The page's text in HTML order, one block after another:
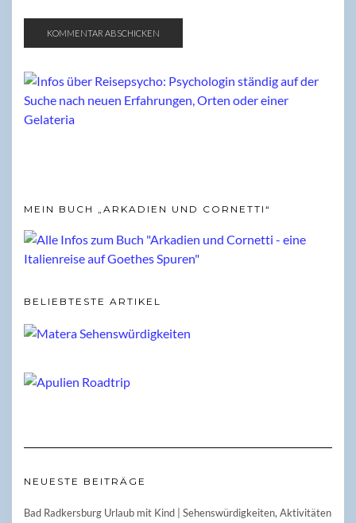
MEIN BUCH „ARKADIEN UND CORNETTI“
BELIEBTESTE ARTIKEL
NEUESTE BEITRÄGE
Bad Radkersburg Urlaub mit Kind | Sehenswürdigkeiten, Aktivitäten